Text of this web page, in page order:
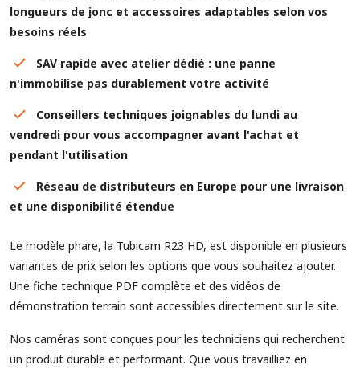
longueurs de jonc et accessoires adaptables selon vos
besoins réels
SAV rapide avec atelier dédié : une panne
n'immobilise pas durablement votre activité
Conseillers techniques joignables du lundi au
vendredi pour vous accompagner avant l'achat et
pendant l'utilisation
Réseau de distributeurs en Europe pour une livraison
et une disponibilité étendue
Le modèle phare, la Tubicam R23 HD, est disponible en plusieurs
variantes de prix selon les options que vous souhaitez ajouter.
Une fiche technique PDF complète et des vidéos de
démonstration terrain sont accessibles directement sur le site.
Nos caméras sont conçues pour les techniciens qui recherchent
un produit durable et performant. Que vous travailliez en